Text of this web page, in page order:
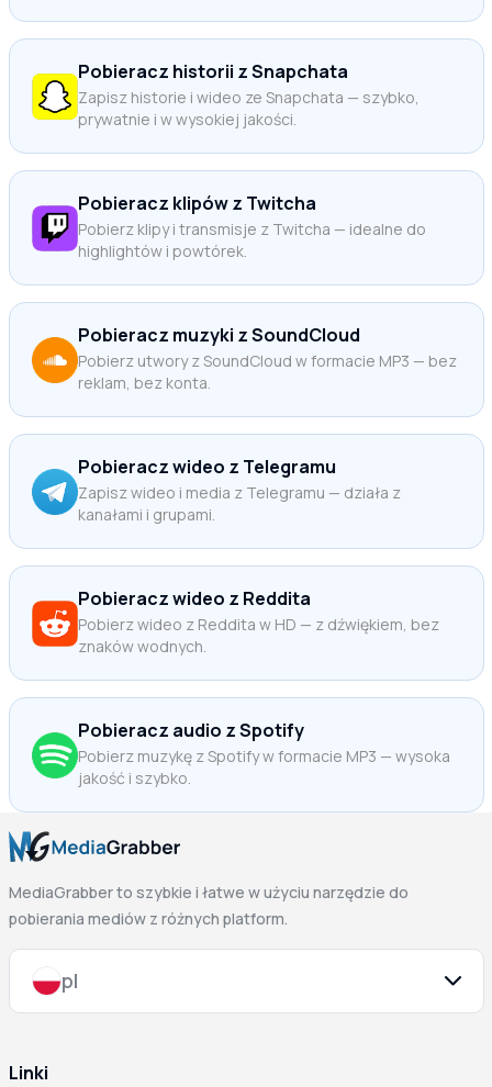
Pobieracz historii z Snapchata
Zapisz historie i wideo ze Snapchata — szybko,
prywatnie i w wysokiej jakości.
Pobieracz klipów z Twitcha
Pobierz klipy i transmisje z Twitcha — idealne do
highlightów i powtórek.
Pobieracz muzyki z SoundCloud
Pobierz utwory z SoundCloud w formacie MP3 — bez
reklam, bez konta.
Pobieracz wideo z Telegramu
Zapisz wideo i media z Telegramu — działa z
kanałami i grupami.
Pobieracz wideo z Reddita
Pobierz wideo z Reddita w HD — z dźwiękiem, bez
znaków wodnych.
Pobieracz audio z Spotify
Pobierz muzykę z Spotify w formacie MP3 — wysoka
jakość i szybko.
MediaGrabber to szybkie i łatwe w użyciu narzędzie do
pobierania mediów z różnych platform.
pl
Linki